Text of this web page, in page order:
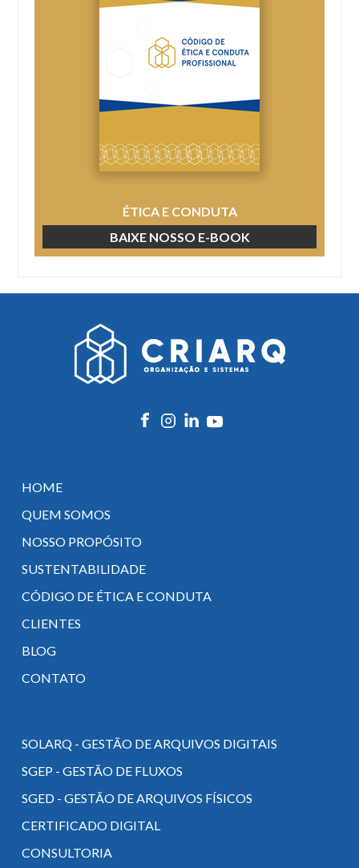
ÉTICA E CONDUTA
BAIXE NOSSO E-BOOK
HOME
QUEM SOMOS
NOSSO PROPÓSITO
SUSTENTABILIDADE
CÓDIGO DE ÉTICA E CONDUTA
CLIENTES
BLOG
CONTATO
SOLARQ - GESTÃO DE ARQUIVOS DIGITAIS
SGEP - GESTÃO DE FLUXOS
SGED - GESTÃO DE ARQUIVOS FÍSICOS
CERTIFICADO DIGITAL
CONSULTORIA